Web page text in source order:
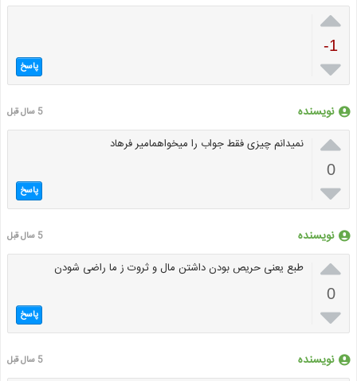

-1
 پاسخ
نویسنده 5 سال قبل

0

نمیدانم چیزی فقط جواب را میخواهمامیر فرهاد
پاسخ
نویسنده 5 سال قبل

0

طبع یعنی حریص بودن داشتن مال و ثروت ز ما راضی شودن
پاسخ
نویسنده 5 سال قبل